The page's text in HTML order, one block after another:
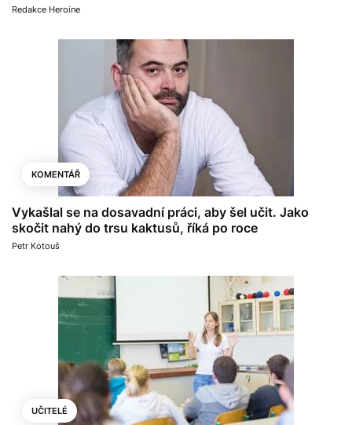
Redakce Heroine
KOMENTÁŘ
Vykašlal se na dosavadní práci, aby šel učit. Jako
skočit nahý do trsu kaktusů, říká po roce
Petr Kotouš
UČITELÉ